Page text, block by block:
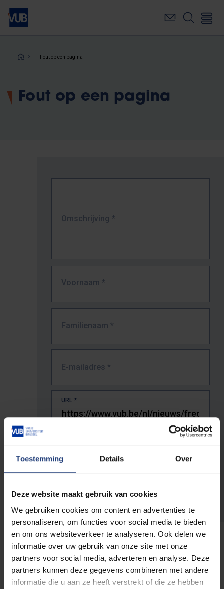
Toestemming Details Over
Deze website maakt gebruik van cookies
We gebruiken cookies om content en advertenties te
personaliseren, om functies voor social media te bieden
en om ons websiteverkeer te analyseren. Ook delen we
informatie over uw gebruik van onze site met onze
partners voor social media, adverteren en analyse. Deze
partners kunnen deze gegevens combineren met andere
informatie die u aan ze heeft verstrekt of die ze hebben
Overslaan
naar
inhoudKruimelpad
Fout op een pagina
Fout op een pagina
Omschrijving *
Voornaam *
Familienaam *
E-mailadres *
URL *
De volledige URL van de pagina waar je de fout zag.